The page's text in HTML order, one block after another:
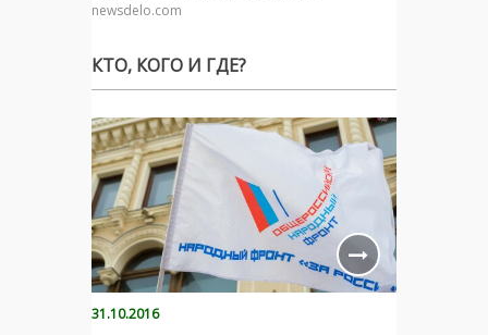
newsdelo.com
КТО, КОГО И ГДЕ?
31.10.2016